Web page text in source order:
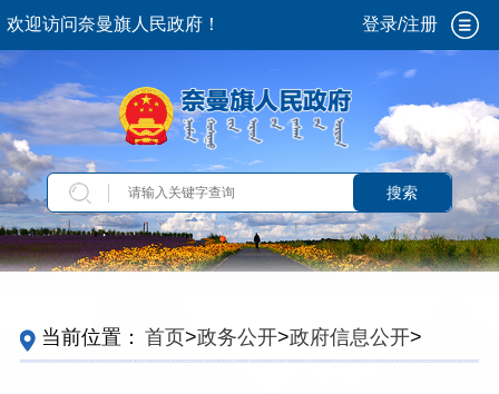
欢迎访问奈曼旗人民政府！ 登录/注册
搜索
当前位置： 首页>政务公开>政府信息公开>
定主动公开内容>重点领域信息>稳岗就业>职